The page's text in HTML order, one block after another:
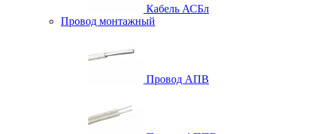
Кабель АСБл
Провод монтажный
Провод АПВ